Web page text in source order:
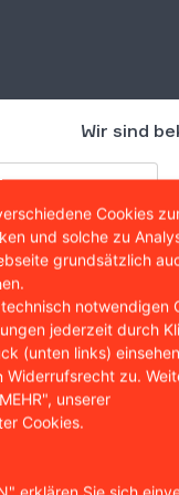
Wir sind
nur noch einen
Gründen erhob
der neuen
Cookies
und solche zu
grundsätzlich
notwendigen
jederzeit durch
(unten links)
zu.
unserer
Cookies.